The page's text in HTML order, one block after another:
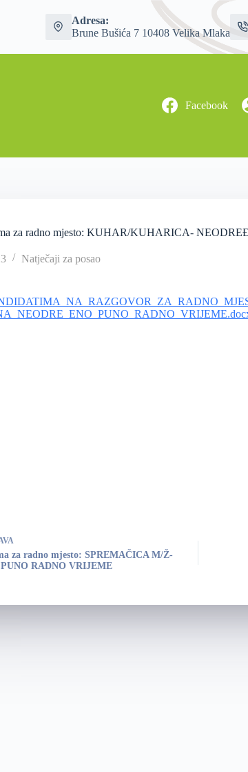
Adresa:
Brune Bušića 7 10408 Velika Mlaka
Facebook
za radno mjesto: KUHAR/KUHARICA-
Natječaji za posao
za radno mjesto: SPREMAČICA M/Ž-
RADNO VRIJEME